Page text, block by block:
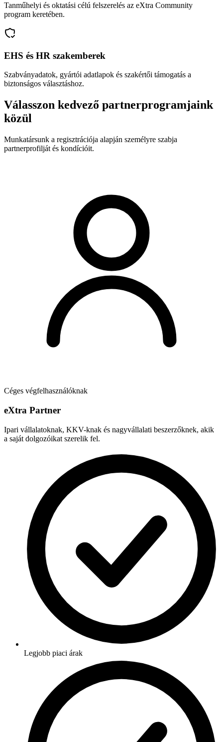
Tanműhelyi és oktatási célú felszerelés az eXtra Community
program keretében.
EHS és HR szakemberek
Szabványadatok, gyártói adatlapok és szakértői támogatás a
biztonságos választáshoz.
Válasszon kedvező partnerprogramjaink
közül
Munkatársunk a regisztrációja alapján személyre szabja
partnerprofilját és kondícióit.
Céges végfelhasználóknak
eXtra Partner
Ipari vállalatoknak, KKV-knak és nagyvállalati beszerzőknek, akik
a saját dolgozóikat szerelik fel.
Legjobb piaci árak